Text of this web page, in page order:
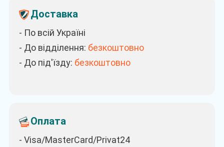
Доставка
- По всій Україні
- До відділення: безкоштовно
- До під'їзду: безкоштовно
Оплата
- Visa/MasterCard/Privat24